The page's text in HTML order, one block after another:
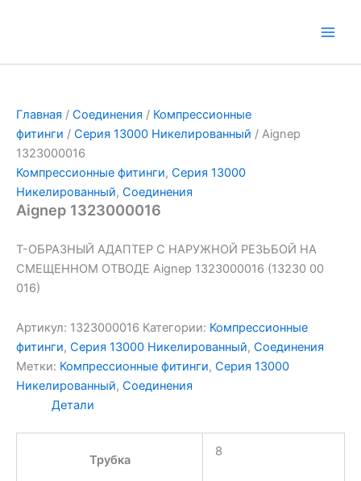
Главная / Соединения / Компрессионные
фитинги / Серия 13000 Никелированный / Aignep
1323000016
Компрессионные фитинги, Серия 13000
Никелированный, Соединения
Aignep 1323000016
Т-ОБРАЗНЫЙ АДАПТЕР С НАРУЖНОЙ РЕЗЬБОЙ НА
СМЕЩЕННОМ ОТВОДЕ Aignep 1323000016 (13230 00
016)
Артикул: 1323000016 Категории: Компрессионные
фитинги, Серия 13000 Никелированный, Соединения
Метки: Компрессионные фитинги, Серия 13000
Никелированный, Соединения
Детали
Трубка
8